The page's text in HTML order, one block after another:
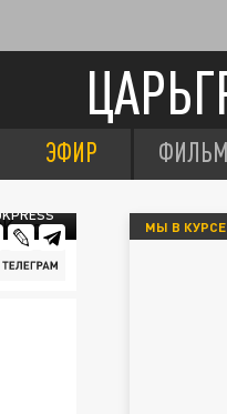
ЭФИР
МЫ В КУРСЕ